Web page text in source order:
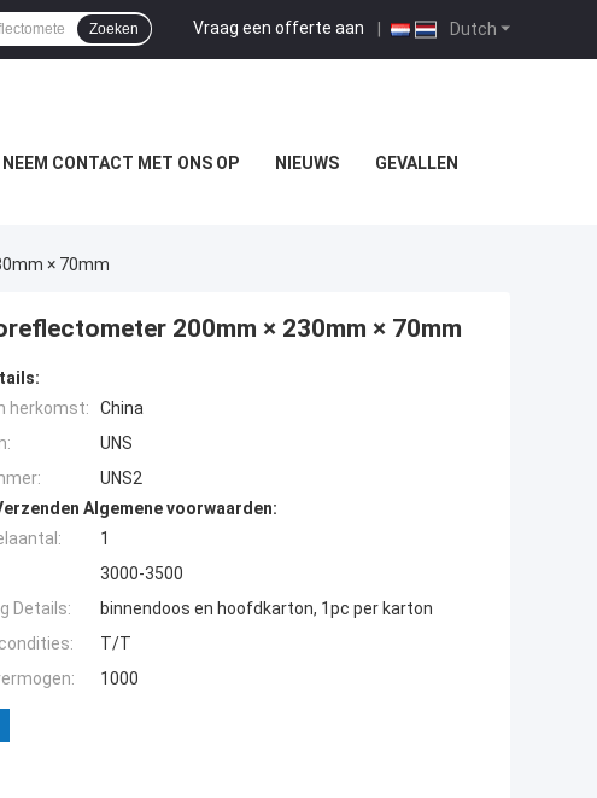
Dutch
Vraag een offerte aan |
Zoeken
NEEM CONTACT MET ONS OP NIEUWS GEVALLEN
× 70mm
200mm × 230mm × 70mm
herkomst:
China
UNS
UNS2
Algemene voorwaarden:
1
3000-3500
Details:
binnendoos en hoofdkarton, 1pc per karton
T/T
1000